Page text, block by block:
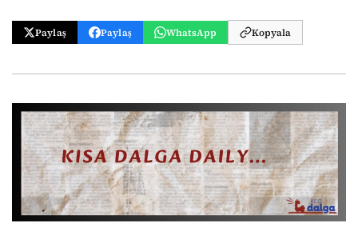
Paylaş Paylaş WhatsApp Kopyala